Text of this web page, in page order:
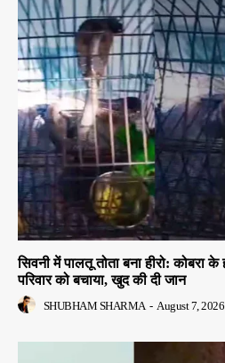
सिवनी में पालतू तोता बना हीरो:
परिवार को बचाया, खुद की दी जान
SHUBHAM SHARMA - August 7, 2026